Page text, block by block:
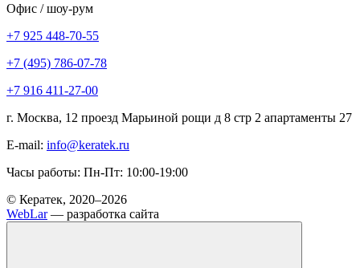
Офис / шоу-рум
+7 925 448-70-55
+7 (495) 786-07-78
+7 916 411-27-00
г. Москва, 12 проезд Марьиной рощи д 8 стр 2 апартаменты 27
E-mail: info@keratek.ru
Часы работы: Пн-Пт: 10:00-19:00
© Кератек, 2020–2026
WebLar— разработка сайта